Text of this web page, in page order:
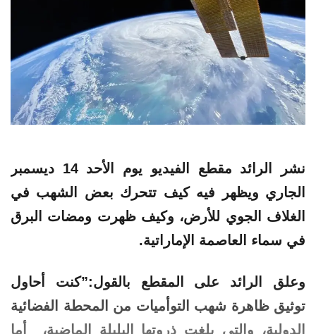
نشر الرائد مقطع الفيديو يوم الأحد 14 ديسمبر
الجاري ويظهر فيه كيف تتحرك بعض الشهب في
الغلاف الجوي للأرض، وكيف ظهرت ومضات البرق
في سماء العاصمة الإماراتية.
وعلق الرائد على المقطع بالقول:”كنت أحاول
توثيق ظاهرة شهب التوأميات من المحطة الفضائية
الدولية، والتي بلغت ذروتها اليليلة الماضية، أما